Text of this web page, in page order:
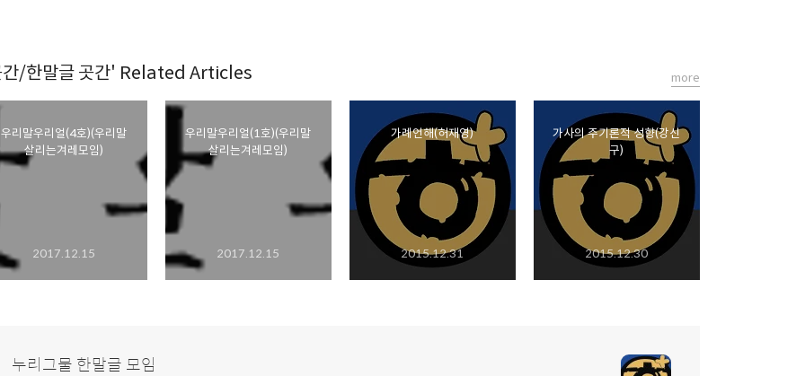
/한말글 곳간' Related Articles
우리말우리얼(4호)(우리말
살리는겨레모임)
2017.12.15
우리말우리얼(1호)(우리말
살리는겨레모임)
2017.12.15
가례언해(허재영)
2015.12.31
가사의 주기론적 성향(강신
구)
2015.12.30
more
누리그물 한말글 모임